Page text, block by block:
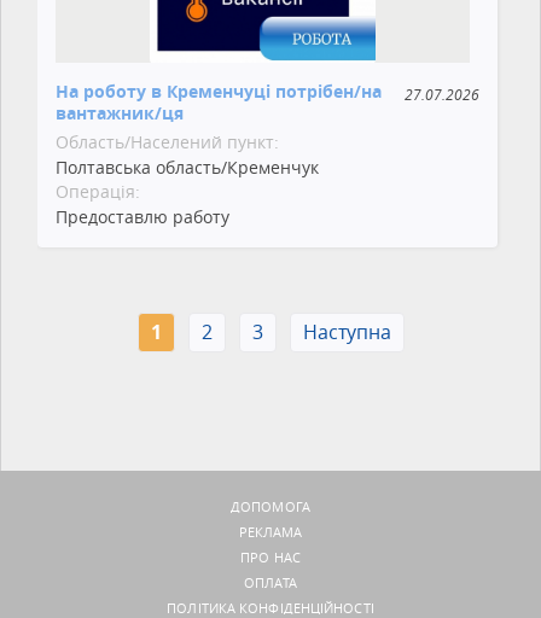
На роботу в Кременчуці потрібен/на
вантажник/ця
27.07.2026
Область/Населений пункт:
Полтавська область/Кременчук
Операція:
Предоставлю работу
1 2 3 Наступна
ДОПОМОГА
РЕКЛАМА
ПРО НАС
ОПЛАТА
ПОЛІТИКА КОНФІДЕНЦІЙНОСТІ